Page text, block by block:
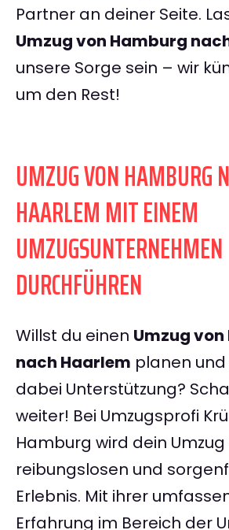
Partner an deiner Seite.
Umzug von Hamburg
unsere Sorge sein – wir
um den Rest!
UMZUG VON HAMBURG
HAARLEM MIT EINEM
UMZUGSUNTERNEHMEN
DURCHFÜHREN
Willst du einen Umzug
nach Haarlem planen
dabei Unterstützung?
weiter! Bei Umzugsprofi
Hamburg wird dein Umzug
reibungslosen und
Erlebnis. Mit ihrer
Erfahrung im Bereich der